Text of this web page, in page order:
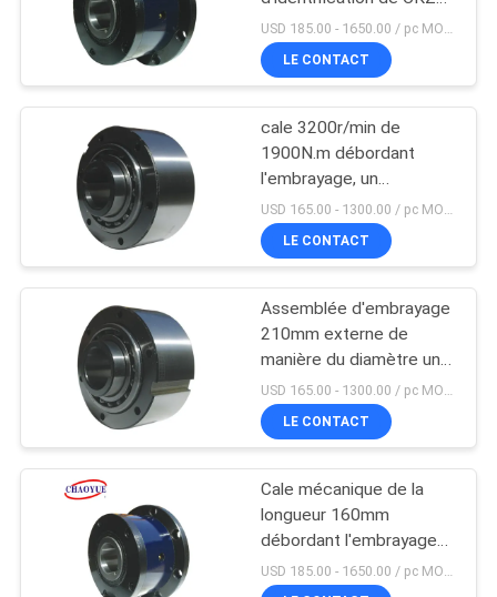
UNE
CITATION
PRIVACY
POLICY
Embrayage de came
de butée
19
Butée de bande de
conveyeur
4
20
C 700N.M 40mm
soutenu
USD 185.00 - 1650.00 / pc MOQ:1 PC
LE CONTACT
cale 3200r/min de
1900N.m débordant
l'embrayage, un
embrayage de cale de
manière
LE CONTACT
Assemblée d'embrayage
210mm externe de
manière du diamètre un
de 4100N.M pour les
machines chimiques
LE CONTACT
Cale mécanique de la
longueur 160mm
débordant l'embrayage
avec la rainure de
clavette